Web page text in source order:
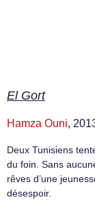
El Gort
Hamza Ouni,
Deux Tunisiens
du foin. Sans
rêves d’une
désespoir.